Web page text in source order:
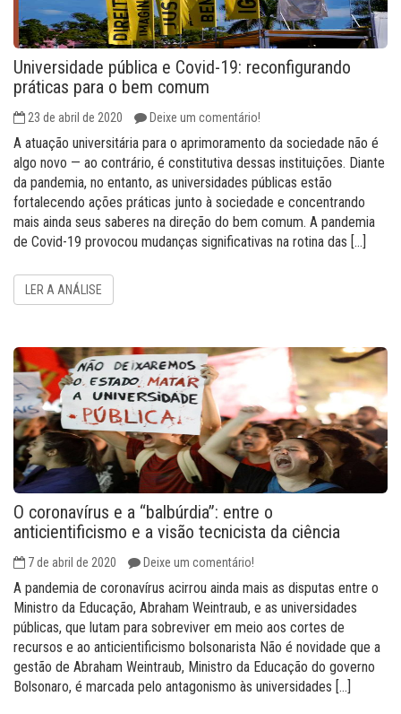
Universidade pública e Covid-19: reconfigurando
práticas para o bem comum
23 de abril de 2020 Deixe um comentário!
A atuação universitária para o aprimoramento da sociedade não é
algo novo — ao contrário, é constitutiva dessas instituições. Diante
da pandemia, no entanto, as universidades públicas estão
fortalecendo ações práticas junto à sociedade e concentrando
mais ainda seus saberes na direção do bem comum. A pandemia
de Covid-19 provocou mudanças significativas na rotina das […]
LER A ANÁLISE
O coronavírus e a “balbúrdia”: entre o
anticientificismo e a visão tecnicista da ciência
7 de abril de 2020 Deixe um comentário!
A pandemia de coronavírus acirrou ainda mais as disputas entre o
Ministro da Educação, Abraham Weintraub, e as universidades
públicas, que lutam para sobreviver em meio aos cortes de
recursos e ao anticientificismo bolsonarista Não é novidade que a
gestão de Abraham Weintraub, Ministro da Educação do governo
Bolsonaro, é marcada pelo antagonismo às universidades […]